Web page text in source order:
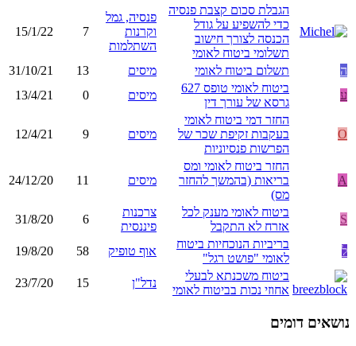
הגבלת סכום קצבת פנסיה
כדי להשפיע על גודל
הכנסה לצורך חישוב
תשלומי ביטוח לאומי
פנסיה, גמל
וקרנות
השתלמות
7
15/1/22
ה תשלום ביטוח לאומי מיסים 13
31/10/21
ע
ביטוח לאומי טופס 627
גרסא של עורך דין
מיסים 0
13/4/21
O
החזר דמי ביטוח לאומי
בעקבות זקיפת שכר של
הפרשות פנסיוניות
מיסים 9
12/4/21
A
החזר ביטוח לאומי ומס
בריאות (בהמשך להחזר
מס)
מיסים 11
24/12/20
S
ביטוח לאומי מענק לכל
אזרח לא התקבל
צרכנות
פיננסית
6
31/8/20
ל
בריביות הנוכחיות ביטוח
לאומי "פושט רגל"
אוף טופיק 58
19/8/20
ביטוח משכנתא לבעלי
אחוזי נכות בביטוח לאומי
נדל"ן 15
23/7/20
נושאים דומים